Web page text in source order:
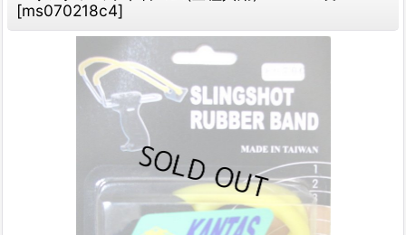
[ms070218c4]